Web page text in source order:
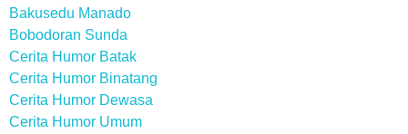
Bakusedu Manado
Bobodoran Sunda
Cerita Humor Batak
Cerita Humor Binatang
Cerita Humor Dewasa
Cerita Humor Umum